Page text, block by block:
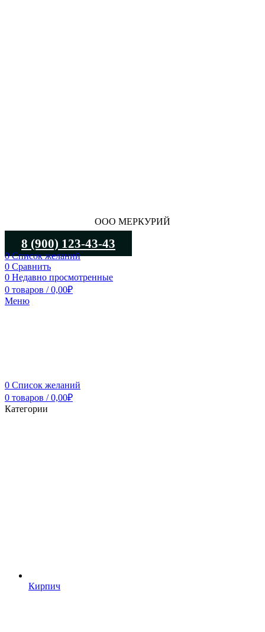
ООО МЕРКУРИЙ
8 (900) 123-43-43
0Список желаний
0 Сравнить
0 Недавно просмотренные
0 товаров / 0,00₽
Меню
0 Список желаний
0 товаров / 0,00₽
Категории
Кирпич